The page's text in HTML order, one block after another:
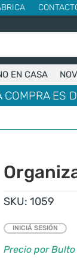
EN CASA
COMPRA ES
SKU:1059
INICIÁ SESIÓN
Precio por Bulto